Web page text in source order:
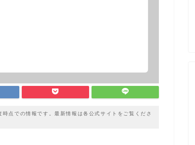
点での情報です。最新情報は各公式サイトをご覧くださ